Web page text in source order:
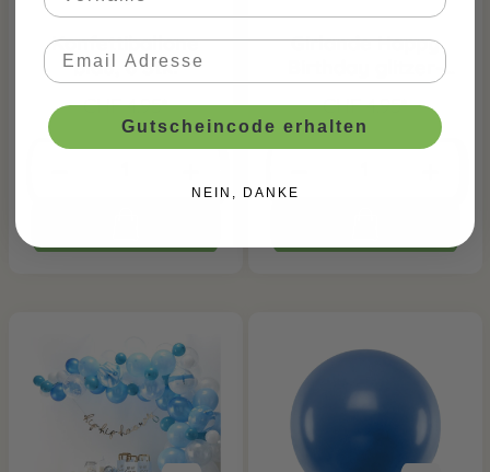
Konfettiballone
blau, 6 Stk.
CHF 4.95*
Girlande Happy
blau
CHF 4.95*
Gutscheincode erhalten
NEIN, DANKE